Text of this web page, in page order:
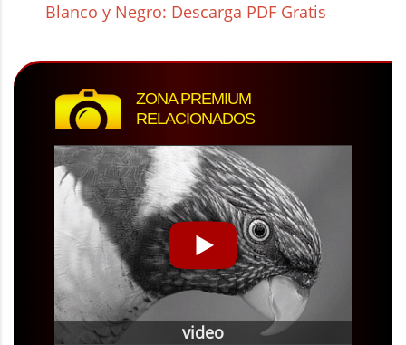
Blanco y Negro: Descarga PDF Gratis
ZONA PREMIUM
RELACIONADOS
video